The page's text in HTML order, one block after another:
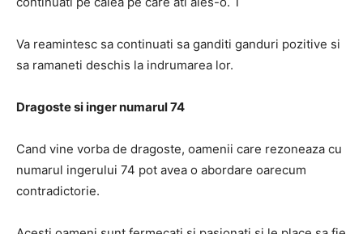
Va reamintesc sa continuati sa ganditi ganduri pozitive si
sa ramaneti deschis la indrumarea lor.
Dragoste si inger numarul 74
Cand vine vorba de dragoste, oamenii care rezoneaza cu
numarul ingerului 74 pot avea o abordare oarecum
contradictorie.